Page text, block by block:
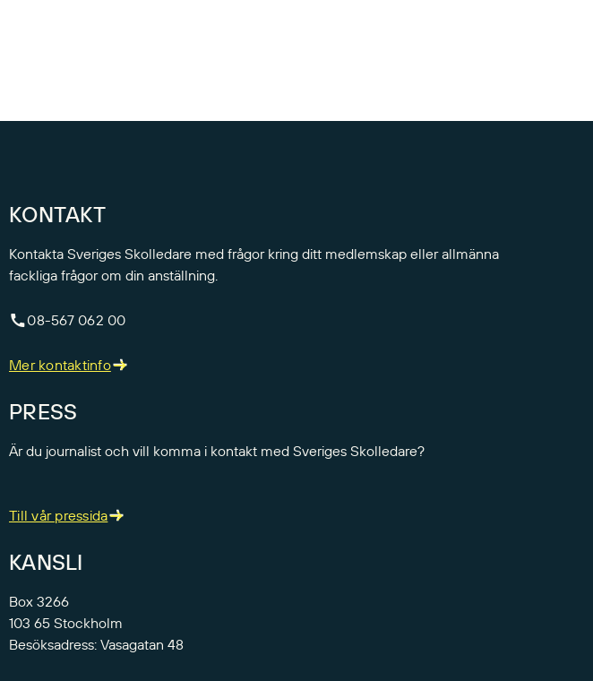
KONTAKT
Kontakta Sveriges Skolledare med frågor kring ditt medlemskap eller allmänna
fackliga frågor om din anställning.
08-567 062 00
Mer kontaktinfo
PRESS
Är du journalist och vill komma i kontakt med Sveriges Skolledare?
Till vår pressida
KANSLI
Box 3266
103 65 Stockholm
Besöksadress: Vasagatan 48